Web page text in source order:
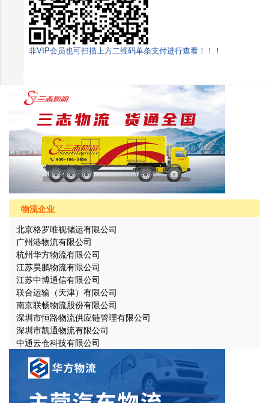
非VIP会员也可扫描上方二维码单条支付进行查看！！！
物流企业
北京格罗唯视储运有限公司
广州港物流有限公司
杭州华方物流有限公司
江苏昊鹏物流有限公司
江苏中博通信有限公司
联合运输（天津）有限公司
南京联畅物流股份有限公司
深圳市恒路物流供应链管理有限公司
深圳市凯通物流有限公司
中通云仓科技有限公司